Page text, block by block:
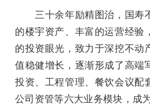
三十余年励精图治，国寿
的楼宇资产、丰富的运营经验
的投资眼光，致力于深挖不动
值稳健增长，逐渐形成了高端
投资、工程管理、餐饮会议配
公司资管等六大业务模块，成